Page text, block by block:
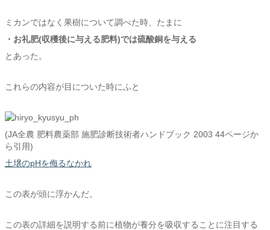
ミカンではなく果樹について調べた時、たまに
・お礼肥(収穫後に与える肥料)では硫酸銅を与える
とあった。
これらの内容が目についた時にふと
(JA全農 肥料農薬部 施肥診断技術者ハンドブック 2003 44ページか
ら引用)
土壌のpHを侮るなかれ
この表が頭に浮かんだ。
この表の詳細を説明する前に植物が養分を吸収することに注目する